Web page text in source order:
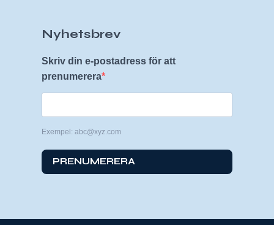
Nyhetsbrev
Skriv din e-postadress för att
prenumerera
Exempel: abc@xyz.com
PRENUMERERA